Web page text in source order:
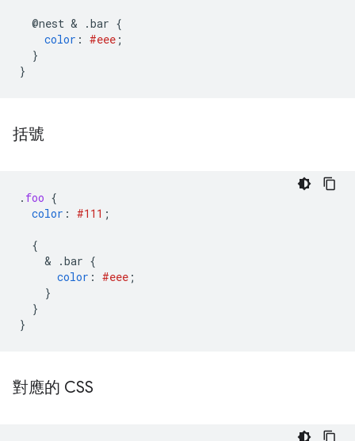
@nest & .bar {
color : #eee ;
}
}
括號
. foo {
color : #111 ;
{
    &
.bar {
color : #eee ;
}
}
}
對應的 CSS